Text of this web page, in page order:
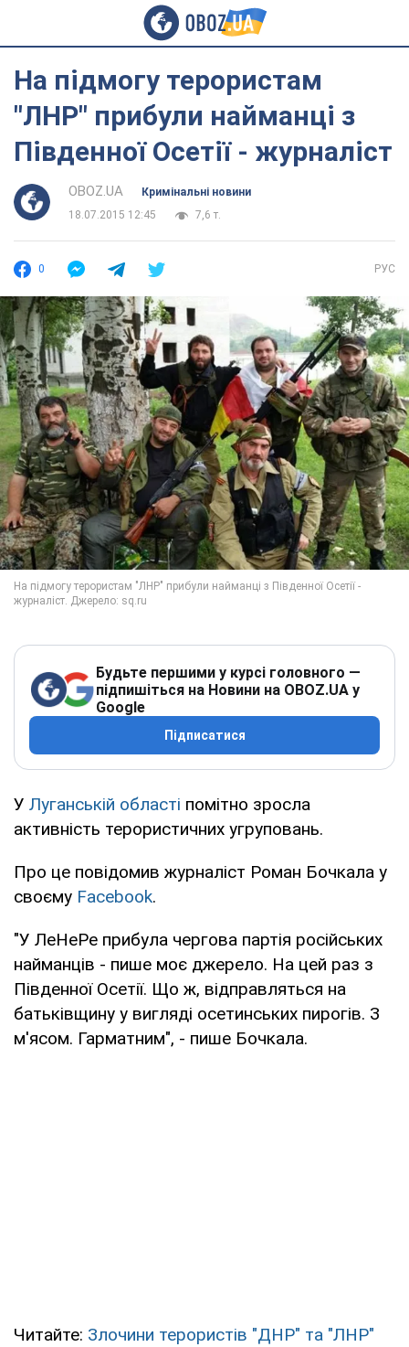
На підмогу терористам
"ЛНР" прибули найманці з
Південної Осетії - журналіст
OBOZ.UA
Кримінальні новини
18.07.2015 12:45
7,6 т.
0 РУС
Будьте першими у курсі головного —
підпишіться на Новини на OBOZ.UA у
Google
Підписатися
У Луганській області помітно зросла
активність терористичних угруповань.
Про це повідомив журналіст Роман Бочкала у
своєму Facebook.
"У ЛеНеРе прибула чергова партія російських
найманців - пише моє джерело. На цей раз з
Південної Осетії. Що ж, відправляться на
батьківщину у вигляді осетинських пирогів. З
м'ясом. Гарматним", - пише Бочкала.
Читайте: Злочини терористів "ДНР" та "ЛНР"